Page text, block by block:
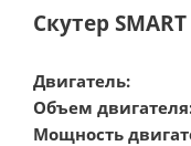
Скутер
Двигатель:
Объем
Мощность